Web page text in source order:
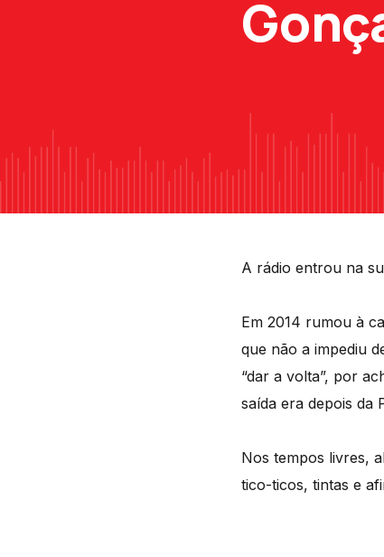
A rádio entrou na
Em 2014 rumou à
que não a impediu
“dar a volta”, por
saída era depois da
Nos tempos livres,
tico-ticos, tintas e